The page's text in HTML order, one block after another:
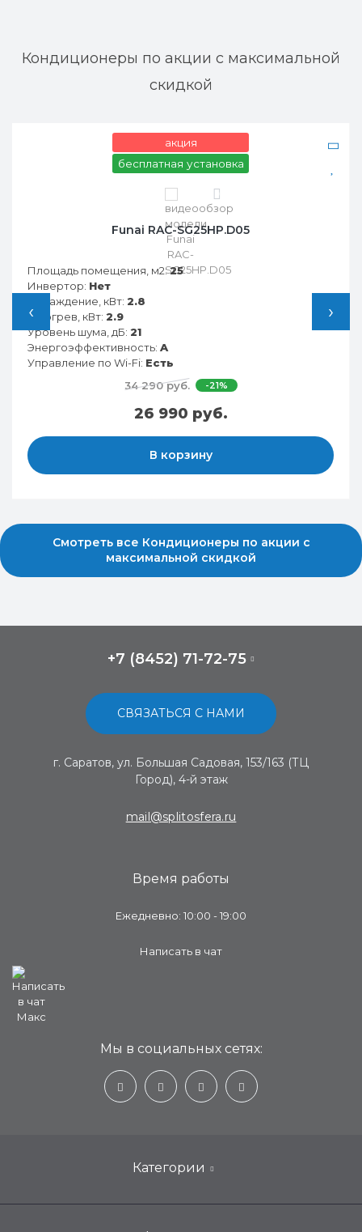
Кондиционеры по акции с максимальной
скидкой
‹
акция
бесплатная установка
Funai RAC-SG25HP.D05
Площадь помещения, м2:25
Инвертор: Нет
Охлаждение, кВт: 2.8
Обогрев, кВт: 2.9
Уровень шума, дБ: 21
Энергоэффективность: A
Управление по Wi-Fi: Есть
34 290 руб.
-21%
26 990 руб.
В корзину
›
Смотреть все Кондиционеры по акции с
максимальной скидкой
+7 (8452) 71-72-75
СВЯЗАТЬСЯ С НАМИ
г. Саратов, ул. Большая Садовая, 153/163 (ТЦ
Город), 4-й этаж
mail@splitosfera.ru
Категории
Настенные кондиционеры для дома
Время работы
Ежедневно: 10:00 - 19:00
Написать в чат
Мы в социальных сетях: